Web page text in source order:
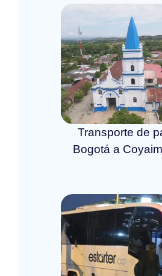
Transporte de
Bogotá a